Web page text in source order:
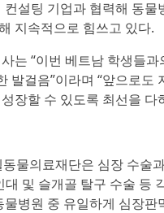
설팅 기업과 협력해 동
지속적으로 힘쓰고 있다.
는 “이번 베트남 학생들
발걸음”이라며 “앞으로
장할 수 있도록 최선을 다
물의료재단은 심장 수술
대 및 슬개골 탈구 수술 등
병원 중 유일하게 심장